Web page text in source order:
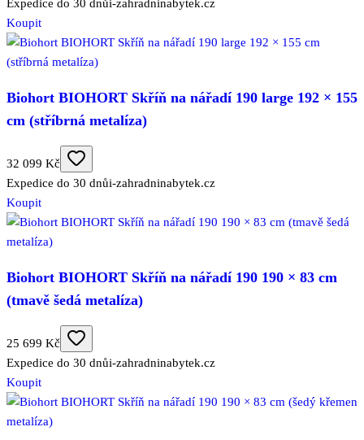
Expedice do 30 dnůi-zahradninabytek.cz
Koupit
Biohort BIOHORT Skříň na nářadí 190 large 192 × 155
cm (stříbrná metalíza)
32 099 Kč
Expedice do 30 dnůi-zahradninabytek.cz
Koupit
Biohort BIOHORT Skříň na nářadí 190 190 × 83 cm
(tmavě šedá metalíza)
25 699 Kč
Expedice do 30 dnůi-zahradninabytek.cz
Koupit